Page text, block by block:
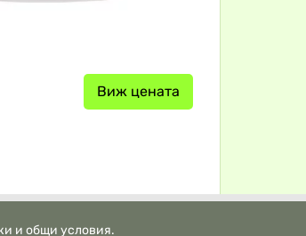
Виж цената
и общи условия.